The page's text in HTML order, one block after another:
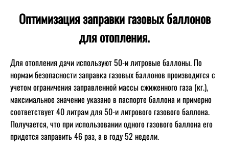
Оптимизация заправки газовых баллонов
для отопления.
Для отопления дачи используют 50-и литровые баллоны. По
нормам безопасности заправка газовых баллонов производится с
учетом ограничения заправленной массы сжиженного газа (кг.),
максимальное значение указано в паспорте баллона и примерно
соответствует 40 литрам для 50-и литрового газового баллона.
Получается, что при использовании одного газового баллона его
придется заправить 46 раз, а в году 52 недели.